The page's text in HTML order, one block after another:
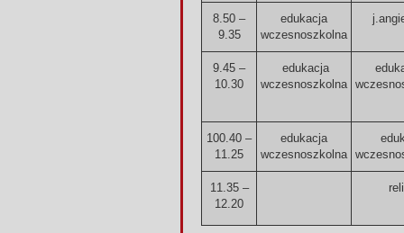
8.50 –
9.35
edukacja
wczesnoszkolna
9.45 –
10.30
edukacja
wczesnoszkolna
100.40 –
11.25
edukacja
wczesnoszkolna
11.35 –
12.20